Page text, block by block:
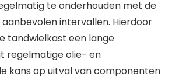
te onderhouden met de
intervallen. Hierdoor
tandwielkast een lange
regelmatige olie- en
kans op uitval van componenten